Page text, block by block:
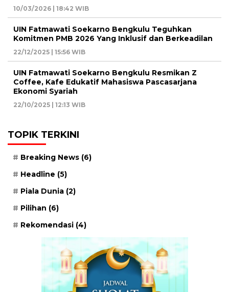
10/03/2026 | 18:42 WIB
UIN Fatmawati Soekarno Bengkulu Teguhkan
Komitmen PMB 2026 Yang Inklusif dan Berkeadilan
22/12/2025 | 15:56 WIB
UIN Fatmawati Soekarno Bengkulu Resmikan Z
Coffee, Kafe Edukatif Mahasiswa Pascasarjana
Ekonomi Syariah
22/10/2025 | 12:13 WIB
TOPIK TERKINI
Breaking News (6)
Headline (5)
Piala Dunia (2)
Pilihan (6)
Rekomendasi (4)